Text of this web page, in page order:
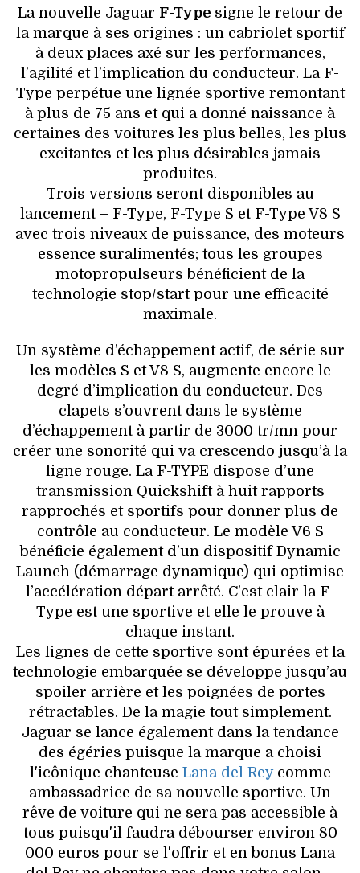
La nouvelle Jaguar F-Type signe le retour de
la marque à ses origines : un cabriolet sportif
à deux places axé sur les performances,
l’agilité et l’implication du conducteur. La F-
Type perpétue une lignée sportive remontant
à plus de 75 ans et qui a donné naissance à
certaines des voitures les plus belles, les plus
excitantes et les plus désirables jamais
produites.
Trois versions seront disponibles au
lancement – F-Type, F-Type S et F-Type V8 S
avec trois niveaux de puissance, des moteurs
essence suralimentés; tous les groupes
motopropulseurs bénéficient de la
technologie stop/start pour une efficacité
maximale.
Un système d’échappement actif, de série sur
les modèles S et V8 S, augmente encore le
degré d’implication du conducteur. Des
clapets s’ouvrent dans le système
d’échappement à partir de 3000 tr/mn pour
créer une sonorité qui va crescendo jusqu’à la
ligne rouge. La F-TYPE dispose d’une
transmission Quickshift à huit rapports
rapprochés et sportifs pour donner plus de
contrôle au conducteur. Le modèle V6 S
bénéficie également d’un dispositif Dynamic
Launch (démarrage dynamique) qui optimise
l’accélération départ arrêté. C'est clair la F-
Type est une sportive et elle le prouve à
chaque instant.
Les lignes de cette sportive sont épurées et la
technologie embarquée se développe jusqu’au
spoiler arrière et les poignées de portes
rétractables. De la magie tout simplement.
Jaguar se lance également dans la tendance
des égéries puisque la marque a choisi
l'icônique chanteuse Lana del Rey comme
ambassadrice de sa nouvelle sportive. Un
rêve de voiture qui ne sera pas accessible à
tous puisqu'il faudra débourser environ 80
000 euros pour se l'offrir et en bonus Lana